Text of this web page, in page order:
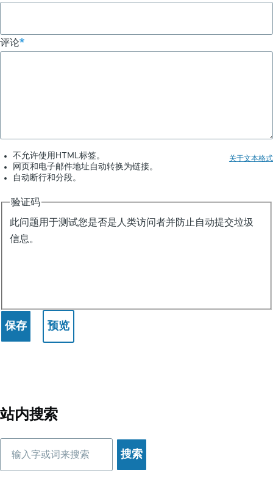
评论
关于文本格式
不允许使用HTML标签。
网页和电子邮件地址自动转换为链接。
自动断行和分段。
验证码
此问题用于测试您是否是人类访问者并防止自动提交垃圾
信息。
站内搜索